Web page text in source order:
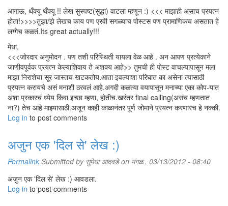
आगाऊ, थँक्यू थँक्यू !! लेख सुस्पष्ट(सुद्धा) वाटला म्हणून :) <<< माझाही असाच प्रयत्न
होता!>>>>तुझा/झे लेखच काय पण एरवी सगळ्याच पोस्टस पण प्रामाणिकच असतात हे
लग्गेच कळतं.Its great actually!!!
मेधा,
<<<जोरदार अनुमोदन . पण तशी परिस्थिती यायला वेळ आहे . अन आपण प्रत्येकाने
जाणीवपूर्वक प्रयत्न केल्याशिवाय ते अशक्य आहे>> तुमची ही पोस्ट वाचल्यापासून मला
माझा निराशेचा सूर जास्तच खटकतोय.आता इवल्याशा परिघात का असेना त्यासाठी
प्रयत्न करायचे असं मनाशी ठरवलं आहे.अगदी कळत्या वयापासून मनाच्या एका कोप-यात
अशा प्रकारचं ध्येय किंवा इच्छा म्हणा, होतीच.खरंतर final calling(असंच म्हणतात
ना?) तेच आहे माझ्यासाठी.अजून काही काळानंतर पूर्ण जोमाने प्रयत्न करणारच हे नक्की.
Log in to post comments
अजुन एक 'दिल से' लेख :)
Permalink Submitted by सुमेधा आदवडेon मंगळ., 03/13/2012 - 08:40
अजुन एक 'दिल से' लेख :) आवडला.
Log in to post comments